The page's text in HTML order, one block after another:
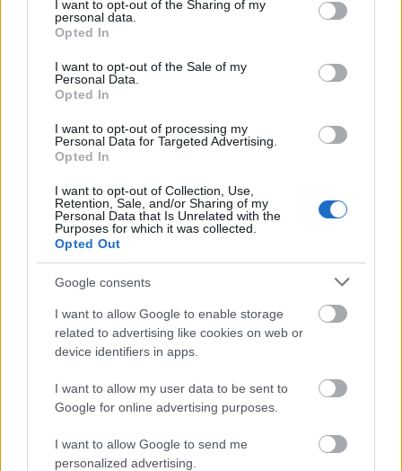
not limited to your visit or usage behaviour. You may click to
grant or deny consent to Google and its third-party tags to
use your data for below specified purposes in below Google
consent section.
I want to opt-out of the Sharing of my
personal data.
Opted In
I want to opt-out of the Sale of my
Personal Data.
Opted In
I want to opt-out of processing my
Personal Data for Targeted Advertising.
Opted In
I want to opt-out of Collection, Use,
Retention, Sale, and/or Sharing of my
Personal Data that Is Unrelated with the
Purposes for which it was collected.
Opted Out
Google consents
I want to allow Google to enable storage
related to advertising like cookies on web or
device identifiers in apps.
I want to allow my user data to be sent to
Google for online advertising purposes.
I want to allow Google to send me
personalized advertising.
harrison ford 75 (I. rész)
Takács Máté 2017. július 13.
Az egyetlen színész, aki az elmúlt öt évtized
mindegyikében főszerepet játszott 100 milliós
kasszasikerben, ma ünnepli 75. születésnapját. És
minthogy sokunknak határozta meg ifjúkorát
Indiana Jonesként és Han Solóként, magától
értetődő, hogy az aeonflux minden eddiginél
nagyobb feneket kerít e…